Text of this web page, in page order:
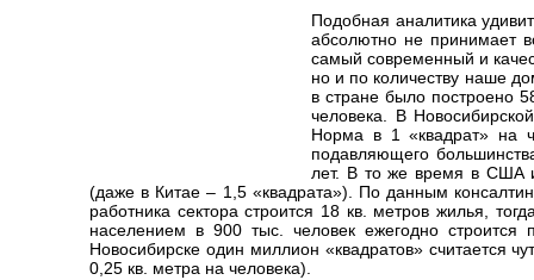
Подобная аналитика
абсолютно не принимает
самый современный и
но и по количеству наше
в стране было построено
человека. В
Норма в 1 «квадрат» на
подавляющего
лет. В то же время в США
(даже в Китае – 1,5 «квадрата»). По данным
работника сектора строится 18 кв. метров жилья,
населением в 900 тыс. человек ежегодно
Новосибирске один миллион «квадратов» считается
0,25 кв. метра на человека).